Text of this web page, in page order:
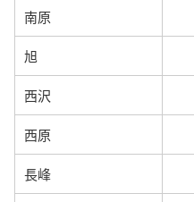
南原
旭
西沢
西原
長峰